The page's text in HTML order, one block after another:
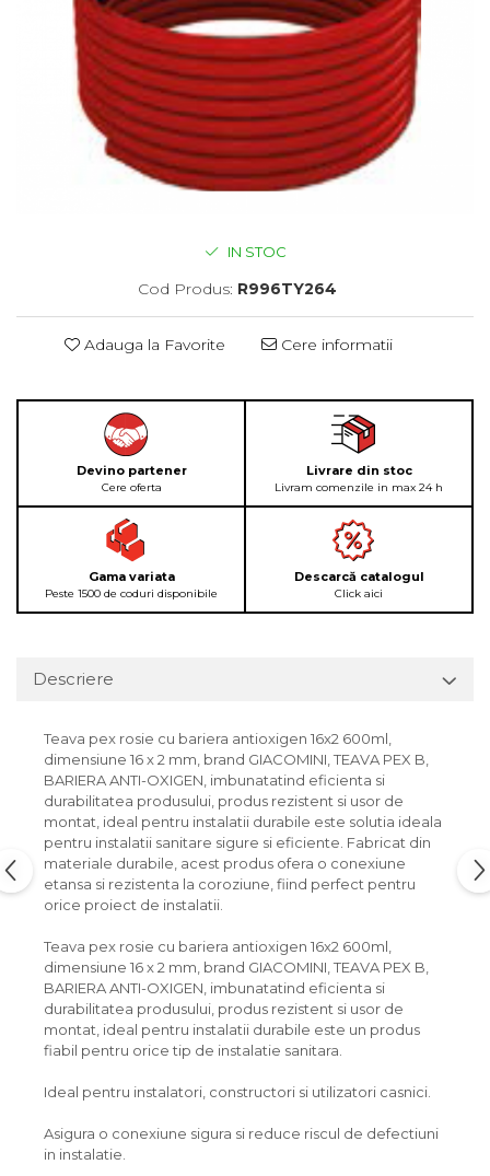
IN STOC
Cod Produs: R996TY264
Adauga la Favorite Cere informatii
Devino partener
Cere oferta
Livrare din stoc
Livram comenzile in max 24 h
Gama variata
Peste 1500 de coduri disponibile
Descarcă catalogul
Click aici
Descriere
Teava pex rosie cu bariera antioxigen 16x2 600ml,
dimensiune 16 x 2 mm, brand GIACOMINI, TEAVA PEX B,
BARIERA ANTI-OXIGEN, imbunatatind eficienta si
durabilitatea produsului, produs rezistent si usor de
montat, ideal pentru instalatii durabile este solutia ideala
pentru instalatii sanitare sigure si eficiente. Fabricat din
materiale durabile, acest produs ofera o conexiune
etansa si rezistenta la coroziune, fiind perfect pentru
orice proiect de instalatii.
Teava pex rosie cu bariera antioxigen 16x2 600ml,
dimensiune 16 x 2 mm, brand GIACOMINI, TEAVA PEX B,
BARIERA ANTI-OXIGEN, imbunatatind eficienta si
durabilitatea produsului, produs rezistent si usor de
montat, ideal pentru instalatii durabile este un produs
fiabil pentru orice tip de instalatie sanitara.
Ideal pentru instalatori, constructori si utilizatori casnici.
Asigura o conexiune sigura si reduce riscul de defectiuni
in instalatie.